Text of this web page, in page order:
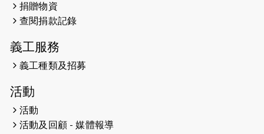
2024-12-10
2024-11-17
捐贈物資
查閱捐款記錄
義工服務
義工種類及招募
活動
活動
活動及回顧 - 媒體報導